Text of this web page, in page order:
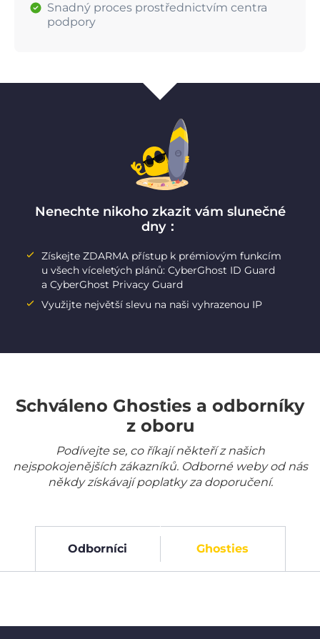
Snadný proces prostřednictvím centra
podpory
Nenechte nikoho zkazit vám slunečné
dny：
Získejte ZDARMA přístup k prémiovým funkcím
u všech víceletých plánů: CyberGhost ID Guard
a CyberGhost Privacy Guard
Využijte největší slevu na naši vyhrazenou IP
Schváleno Ghosties a odborníky
z oboru
Podívejte se, co říkají někteří z našich
nejspokojenějších zákazníků. Odborné weby od nás
někdy získávají poplatky za doporučení.
Odborníci Ghosties